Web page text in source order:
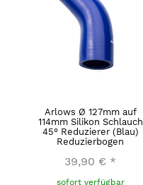
Arlows Ø 127mm auf
114mm Silikon Schlauch
45° Reduzierer (Blau)
Reduzierbogen
39,90 € *
sofort verfügbar